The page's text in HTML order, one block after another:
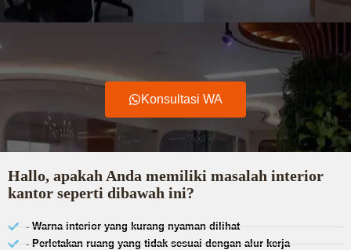
Konsultasi WA
Hallo, apakah Anda memiliki masalah interior
kantor seperti dibawah ini?
- Warna interior yang kurang nyaman dilihat
- Perletakan ruang yang tidak sesuai dengan alur kerja